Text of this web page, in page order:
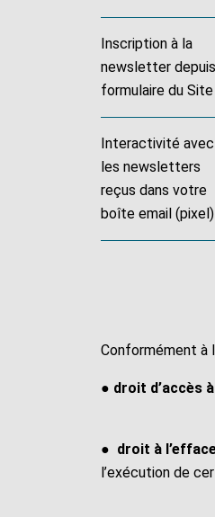
Inscription à la
newsletter
formulaire du Site
Interactivité avec
les newsletters
reçus dans votre
boîte email (pixel)
Conformément à
● droit d’accès
● droit à
l’exécution de